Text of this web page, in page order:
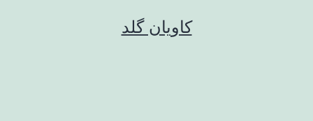
کاویان گلد